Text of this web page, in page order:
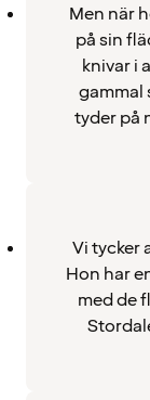
Men när
på sin
knivar i
gammal
tyder på
Vi tycker
Hon har
med de